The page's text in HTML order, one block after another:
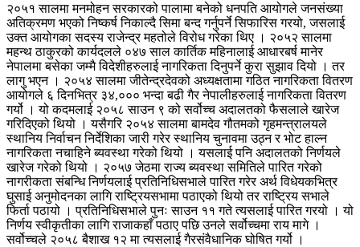
२०५१ सालमा मनमोहन सरकारको पालामा बनेको धनपति आयोगले जनसंख्या
अतिक्रमण भएको निष्कर्ष निकाल्दै सिमा बन्द गर्नुपर्ने सिफारिस गरयो, जसलाई
उक्त आयोगका सदस्य राजेन्द्र महतोले विरोध गरेका थिए । २०५२ सालमा
महन्थ ठाकुरको कार्यदलले ०४७ साल कार्तिक महिनालाई आधारबर्ष मानेर
नेपालमा बसेका जम्मै विदेशीहरुलाई नागरिकता दिनुपर्ने कुरा सुझाव दियो । तर
लागु भएन । २०५४ सालमा जीतेन्द्रदेवको अध्यक्षतामा गठित नागरिकता वितरण
आयोगले ६ दिनभित्र ३४,००० भन्दा बढी गैर नेपालीहरुलाई नागरिकता वितरण
गर्यो । यो कदमलाई २०५८ साउन ९ को सर्वोच्च अदालतको फैसलाले खारेज
गरिदिएको थियो । यसैगरि २०५४ सालमा बामदेव गौतमको गृहमन्त्रालयले
स्थानिय निर्वाचन निर्देशिका जारी गरेर स्थानिय चुनावमा उठ्न र भोट हाल्न
नागरिकता नचाहिने ब्यवस्था गरेको थियो । यसलाई पनि अदालतको निर्णयले
खारेज गरेको थियो । २०५७ जेठमा राज्य ब्यवस्था समितिले पारित गरेको
नागरीकता संबन्धि निर्णयलाई प्रतिनिधिसभाले पारित गरेर अर्थ विधेयकभित्र
घुसाई अनुमोदनका लागि राष्ट्रियसभामा पठाएको थियो तर राष्ट्रिय सभाले
फिर्ता पठायो । प्रतिनिधिसभाले पुनः साउन ११ गते त्यसलाई पारित गरयो । यो
निर्णय स्वीकृतीका लागि राजाकहाँ पठाए पछि उनले सर्वोच्चमा राय मागे ।
सर्वोच्चले २०५८ बैशाख १२ मा त्यसलाई गैरसंवैधानिक घोषित गर्यो ।